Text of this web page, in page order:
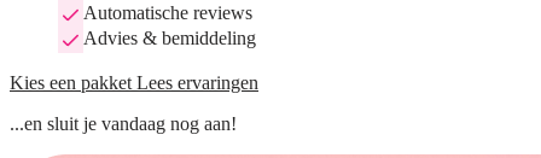
Automatische reviews
Advies & bemiddeling
Kies een pakket Lees ervaringen
...en sluit je vandaag nog aan!